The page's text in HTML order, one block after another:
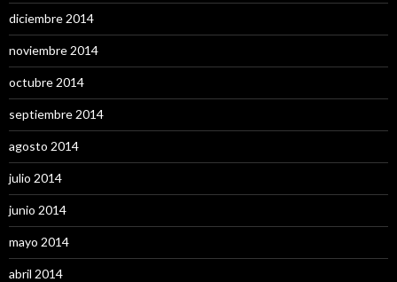
diciembre 2014
noviembre 2014
octubre 2014
septiembre 2014
agosto 2014
julio 2014
junio 2014
mayo 2014
abril 2014